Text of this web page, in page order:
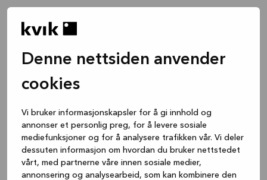
Denne nettsiden anvender
cookies
Vi bruker informasjonskapsler for å gi innhold og
annonser et personlig preg, for å levere sosiale
mediefunksjoner og for å analysere trafikken vår. Vi deler
dessuten informasjon om hvordan du bruker nettstedet
vårt, med partnerne våre innen sosiale medier,
annonsering og analysearbeid, som kan kombinere den